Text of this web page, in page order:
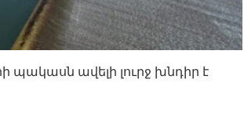
պակասն ավելի լուրջ խնդիր է